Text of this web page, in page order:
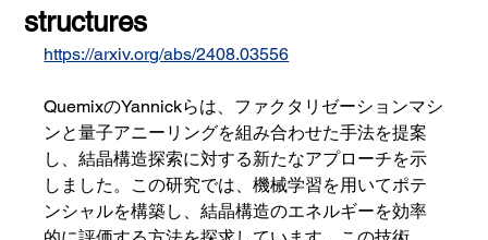
structures
https://arxiv.org/abs/2408.03556
QuemixのYannickらは、ファクタリゼーションマシ
ンと量子アニーリングを組み合わせた手法を提案
し、結晶構造探索に対する新たなアプローチを示
しました。この研究では、機械学習を用いてポテ
ンシャルを構築し、結晶構造のエネルギーを効率